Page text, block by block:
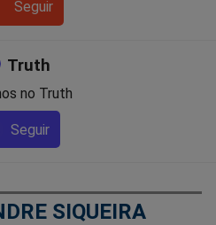
Seguir
Truth
no Truth
Seguir
SIQUEIRA